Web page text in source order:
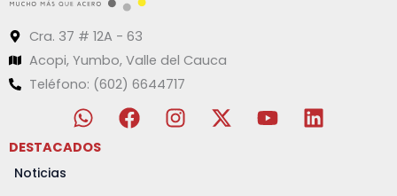
Cra. 37 # 12A - 63
Acopi, Yumbo, Valle del Cauca
Teléfono: (602) 6644717
W
h
a
F
a
I
n
X
-
Y
o
L
i
DESTACADOS
Noticias